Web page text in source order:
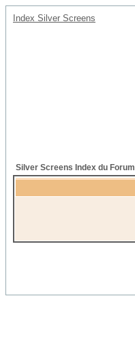
Index Silver Screens
Silver Screens Index du Forum